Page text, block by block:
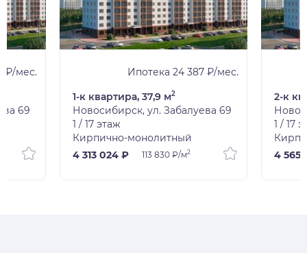
₽/мес.
69
Ипотека 24 387 ₽/мес.
1-к квартира, 37,9 м2
Новосибирск, ул. Забалуева 69
1 / 17 этаж
Кирпично-монолитный
4 313 024 ₽
113 830 ₽/м2
2-к
1 / 17
4 565